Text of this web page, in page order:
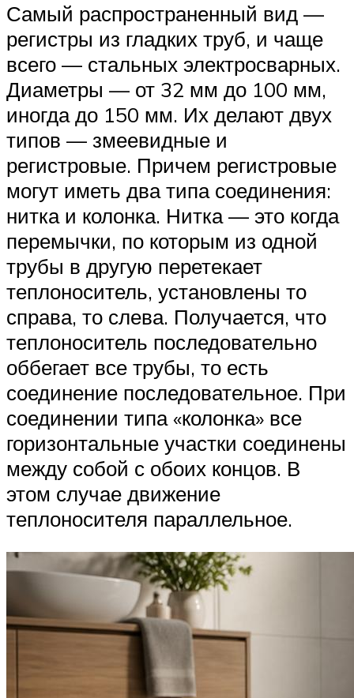
Самый распространенный вид —
регистры из гладких труб, и чаще
всего — стальных электросварных.
Диаметры — от 32 мм до 100 мм,
иногда до 150 мм. Их делают двух
типов — змеевидные и
регистровые. Причем регистровые
могут иметь два типа соединения:
нитка и колонка. Нитка — это когда
перемычки, по которым из одной
трубы в другую перетекает
теплоноситель, установлены то
справа, то слева. Получается, что
теплоноситель последовательно
оббегает все трубы, то есть
соединение последовательное. При
соединении типа «колонка» все
горизонтальные участки соединены
между собой с обоих концов. В
этом случае движение
теплоносителя параллельное.